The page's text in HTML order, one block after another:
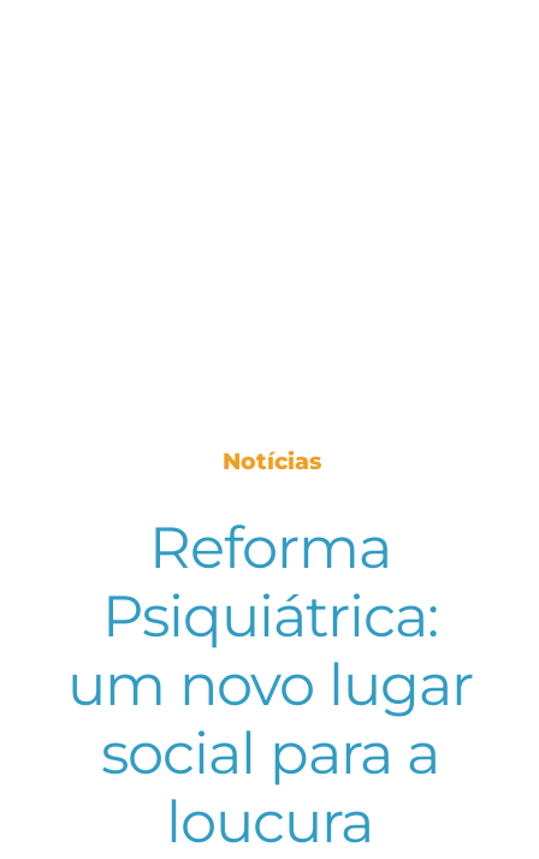
Notícias
Reforma
Psiquiátrica:
um novo lugar
social para a
loucura